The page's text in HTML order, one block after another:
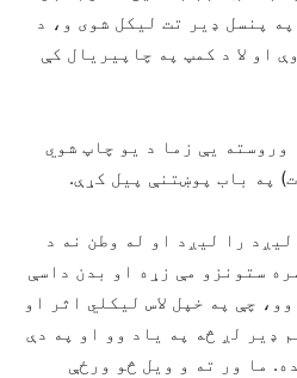
پنسل ډیر تت لیکل شوی و، د
او لا د کمپ په چاپیریال کې
وروسته یې زما د یو چاپ شوي
په باب پوښتنې پیل کړې.
را لیږد او له وطن نه د
ستونزو مې زړه او بدن داسې
چې په خپل لاس لیکلي اثر او
ډیر لږ څه په یاد وو او په دې
ما ور ته و ویل څو ورځې